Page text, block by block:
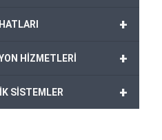
+
+
HİZMETLERİ
+
SİSTEMLER